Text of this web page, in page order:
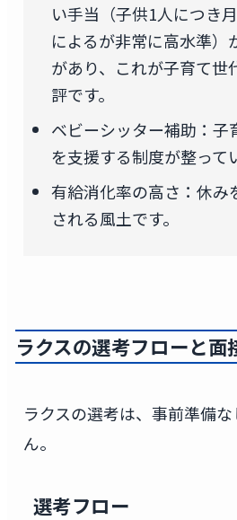
い手当（子供1人につき
によるが非常に高水準）
があり、これが子育て世
評です。
ベビーシッター補助：子
を支援する制度が整って
有給消化率の高さ：休み
される風土です。
ラクスの選考フローと面
ラクスの選考は、事前準備
ん。
選考フロー